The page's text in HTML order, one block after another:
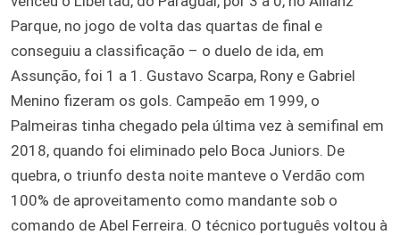
Parque, no jogo de volta das quartas de final e
conseguiu a classificação – o duelo de ida, em
Assunção, foi 1 a 1. Gustavo Scarpa, Rony e Gabriel
Menino fizeram os gols. Campeão em 1999, o
Palmeiras tinha chegado pela última vez à semifinal em
2018, quando foi eliminado pelo Boca Juniors. De
quebra, o triunfo desta noite manteve o Verdão com
100% de aproveitamento como mandante sob o
comando de Abel Ferreira. O técnico português voltou à